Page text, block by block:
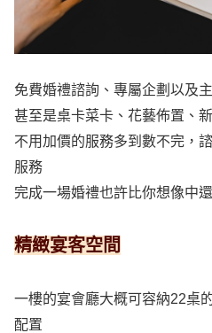
免費婚禮諮詢、專屬企劃以及
甚至是桌卡菜卡、花藝佈置、
不用加價的服務多到數不完，
服務
完成一場婚禮也許比你想像中
精緻宴客空間
一樓的宴會廳大概可容納22桌
配置